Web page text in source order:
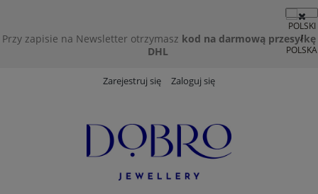
Przy zapisie na Newsletter otrzymasz kod na darmową przesyłkę
DHL
Zarejestruj się Zaloguj się